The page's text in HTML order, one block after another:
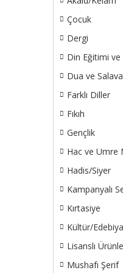
Çocuk
Dergi
Din Eğitimi
Dua ve
Farklı Diller
Fıkıh
Gençlik
Hac ve Umre
Hadis/Siyer
Kampanyalı
Kırtasiye
Kültür/
Lisanslı
Mushafı Şerif